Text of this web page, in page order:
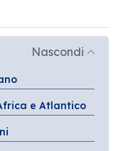
Nascondi
e Atlantico